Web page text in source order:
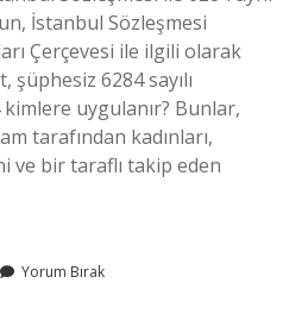
İstanbul Sözleşmesi
Çerçevesi ile ilgili olarak
şüphesiz 6284 sayılı
kimlere uygulanır? Bunlar,
tarafından kadınları,
ve bir taraflı takip eden
Yorum Bırak